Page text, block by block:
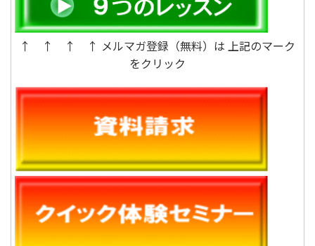
↑ ↑ ↑ ↑ メルマガ登録（無料）は 上記のマーク
をクリック